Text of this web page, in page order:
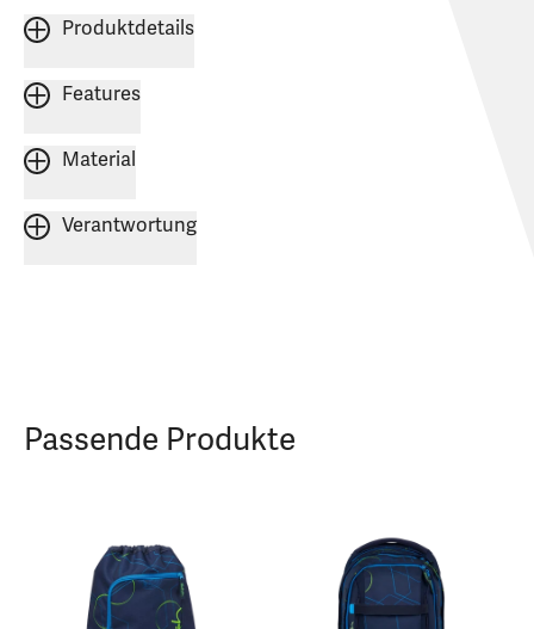
Produktdetails
Features
Material
Verantwortung
Passende Produkte